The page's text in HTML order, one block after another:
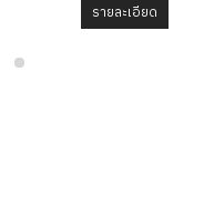
รายละเอียด